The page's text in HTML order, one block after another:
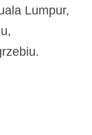
Lumpur,